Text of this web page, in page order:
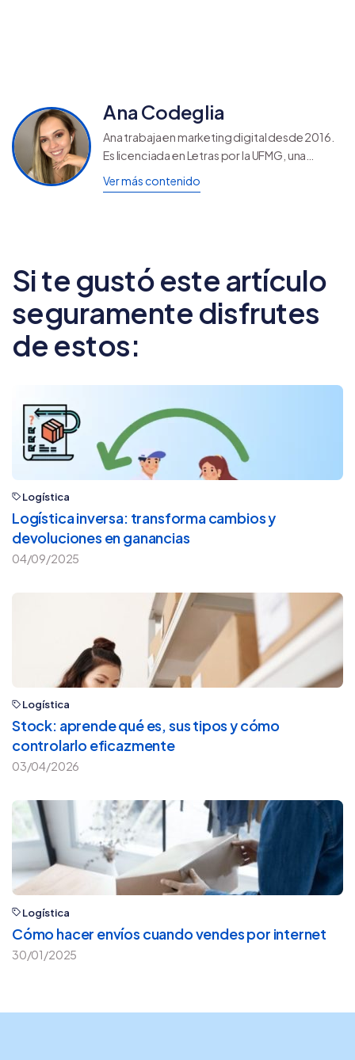
Ana Codeglia
Ana trabaja en marketing digital desde 2016.
Es licenciada en Letras por la UFMG, una
Universidad Federal de Brasil, y descubrió su
verdadera pasión cuando supo que era
Ver más contenido
Si te gustó este artículo
seguramente disfrutes
de estos:
Logística
Logística inversa: transforma cambios y
devoluciones en ganancias
04/09/2025
Logística
Stock: aprende qué es, sus tipos y cómo
controlarlo eficazmente
03/04/2026
Logística
Cómo hacer envíos cuando vendes por internet
30/01/2025